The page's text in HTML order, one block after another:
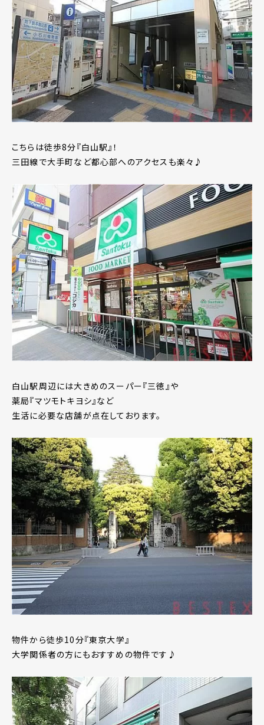
こちらは徒歩8分『白山駅』！
三田線で大手町など都心部へのアクセスも楽々♪
白山駅周辺には大きめのスーパー『三徳』や
薬局『マツモトキヨシ』など
生活に必要な店舗が点在しております。
物件から徒歩10分『東京大学』
大学関係者の方にもおすすめの物件です♪